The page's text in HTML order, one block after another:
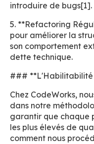
introduire de bugs[1].
5. **Refactoring
pour améliorer la
son comportement
dette technique.
### **L'Habilitabilité
Chez CodeWorks,
dans notre
garantir que chaque
les plus élevés de
comment nous